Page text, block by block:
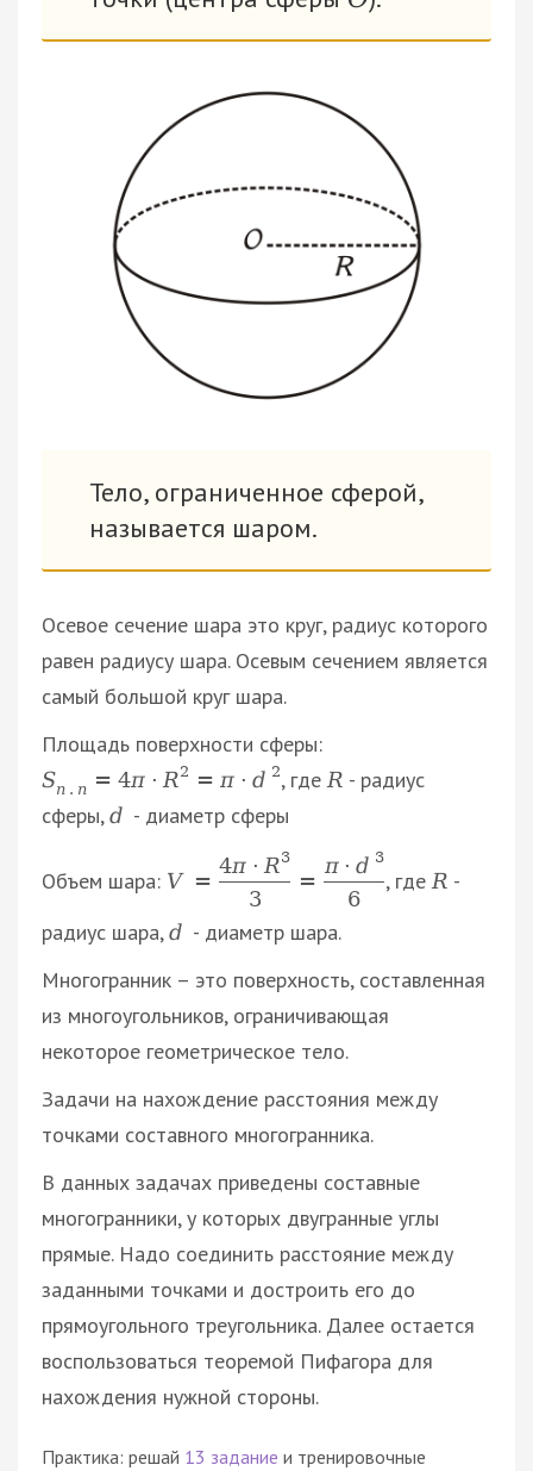
Тело, ограниченное сферой,
называется шаром.
Осевое сечение шара это круг, радиус которого
равен радиусу шара. Осевым сечением является
самый большой круг шара.
Площадь поверхности сферы:
Sп . п = 4π · R2 = π · d 2, гдеR - радиус
сферы,d - диаметр сферы
Объем шара: V =
4π · R3
3
=
π · d 3
6
, гдеR -
радиус шара,d - диаметр шара.
Многогранник – это поверхность, составленная
из многоугольников, ограничивающая
некоторое геометрическое тело.
Задачи на нахождение расстояния между
точками составного многогранника.
В данных задачах приведены составные
многогранники, у которых двугранные углы
прямые. Надо соединить расстояние между
заданными точками и достроить его до
прямоугольного треугольника. Далее остается
воспользоваться теоремой Пифагора для
нахождения нужной стороны.
Практика: решай 13 задание и тренировочные